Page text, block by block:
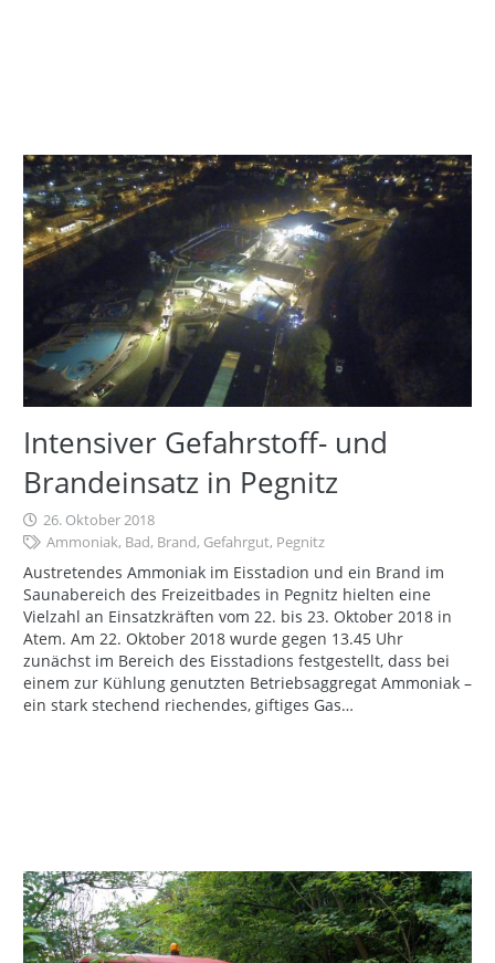
Intensiver Gefahrstoff- und
Brandeinsatz in Pegnitz
26. Oktober 2018
Ammoniak, Bad, Brand, Gefahrgut, Pegnitz
Austretendes Ammoniak im Eisstadion und ein Brand im
Saunabereich des Freizeitbades in Pegnitz hielten eine
Vielzahl an Einsatzkräften vom 22. bis 23. Oktober 2018 in
Atem. Am 22. Oktober 2018 wurde gegen 13.45 Uhr
zunächst im Bereich des Eisstadions festgestellt, dass bei
einem zur Kühlung genutzten Betriebsaggregat Ammoniak –
ein stark stechend riechendes, giftiges Gas…